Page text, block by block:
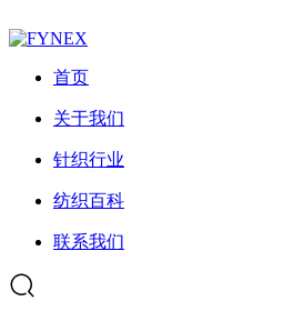
首页
关于我们
针织行业
纺织百科
联系我们